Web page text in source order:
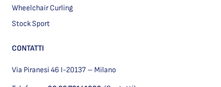
Wheelchair Curling
Stock Sport
CONTATTI
Via Piranesi 46 I-20137 – Milano